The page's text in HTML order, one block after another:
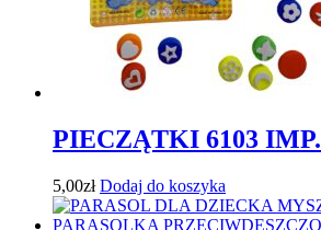
PIECZĄTKI 6103 IMP.
5,00zł Dodaj do koszyka